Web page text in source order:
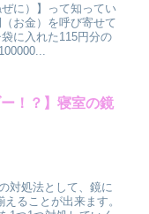
に）】って知ってい
お金）を呼び寄せて
に入れた115円分の
ー！？】寝室の鏡
対処法として、鏡に
ることが出来ます。